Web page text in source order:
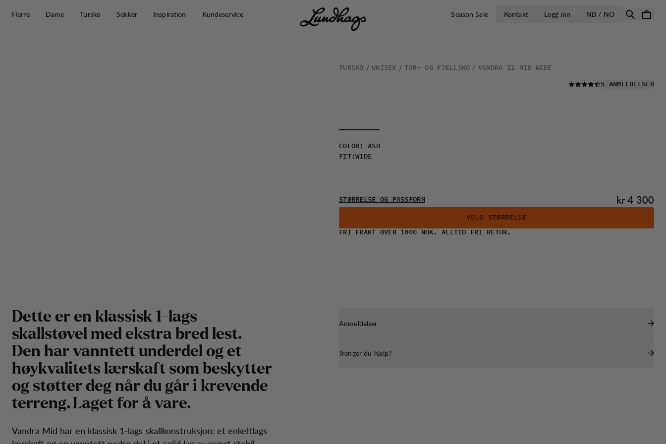
Herre
Dame Tursko Sekker Inspiration Kundeservice Season Sale Kontakt Logg inn NB / NOÅPNE VELG
TURSKO UNISEX TUR- OG FJELLSKO VANDRA II MID WIDE
LES ALLE
5 ANMELDELSER
COLOR : ASH
FIT:WIDE
STØRRELSE OG PASSFORM Pris:
kr 4 300
VELG STØRRELSE
FRI FRAKT OVER 1000 NOK. ALLTID FRI RETUR.
Dette er en klassisk 1-lags
skallstøvel med ekstra bred lest.
Den har vanntett underdel og et
høykvalitets lærskaft som beskytter
og støtter deg når du går i krevende
terreng. Laget for å vare.
Vandra Mid har en klassisk 1-lags skallkonstruksjon: et enkeltlags
Anmeldelser
Trenger du hjelp?